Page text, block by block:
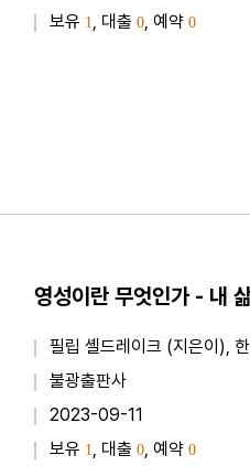
보유 1, 대출 0, 예약 0
영성이란 무엇인가 - 내
필립 셸드레이크 (지은이),
불광출판사
2023-09-11
보유 1, 대출 0, 예약 0